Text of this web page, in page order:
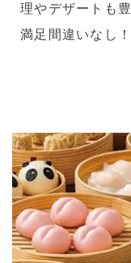
理やデザートも
満足間違いなし！